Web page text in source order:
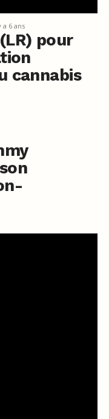
a 6 ans
pour
cannabis